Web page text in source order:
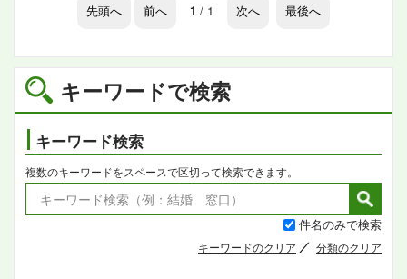
キーワードで検索
キーワード検索
複数のキーワードをスペースで区切って検索できます。
件名のみで検索
キーワードのクリア 分類のクリア
先頭へ 前へ 1 / 1 次へ 最後へ